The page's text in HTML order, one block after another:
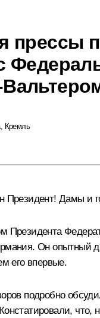
прессы
Кремль
Президент! Дамы и
Президента
Он опытный
его впервые.
подробно
что,